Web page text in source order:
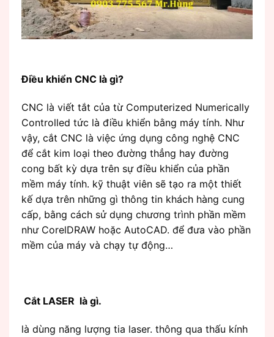
Điều khiển CNC là gì?
CNC là viết tắt của từ Computerized Numerically
Controlled tức là điều khiển bằng máy tính. Như
vậy, cắt CNC là việc ứng dụng công nghệ CNC
để cắt kim loại theo đường thẳng hay đường
cong bất kỳ dựa trên sự điều khiển của phần
mềm máy tính. kỹ thuật viên sẽ tạo ra một thiết
kế dựa trên những gì thông tin khách hàng cung
cấp, bằng cách sử dụng chương trình phần mềm
như CorelDRAW hoặc AutoCAD. để đưa vào phần
mềm của máy và chạy tự động…
Cắt LASER là gì.
là dùng năng lượng tia laser. thông qua thấu kính